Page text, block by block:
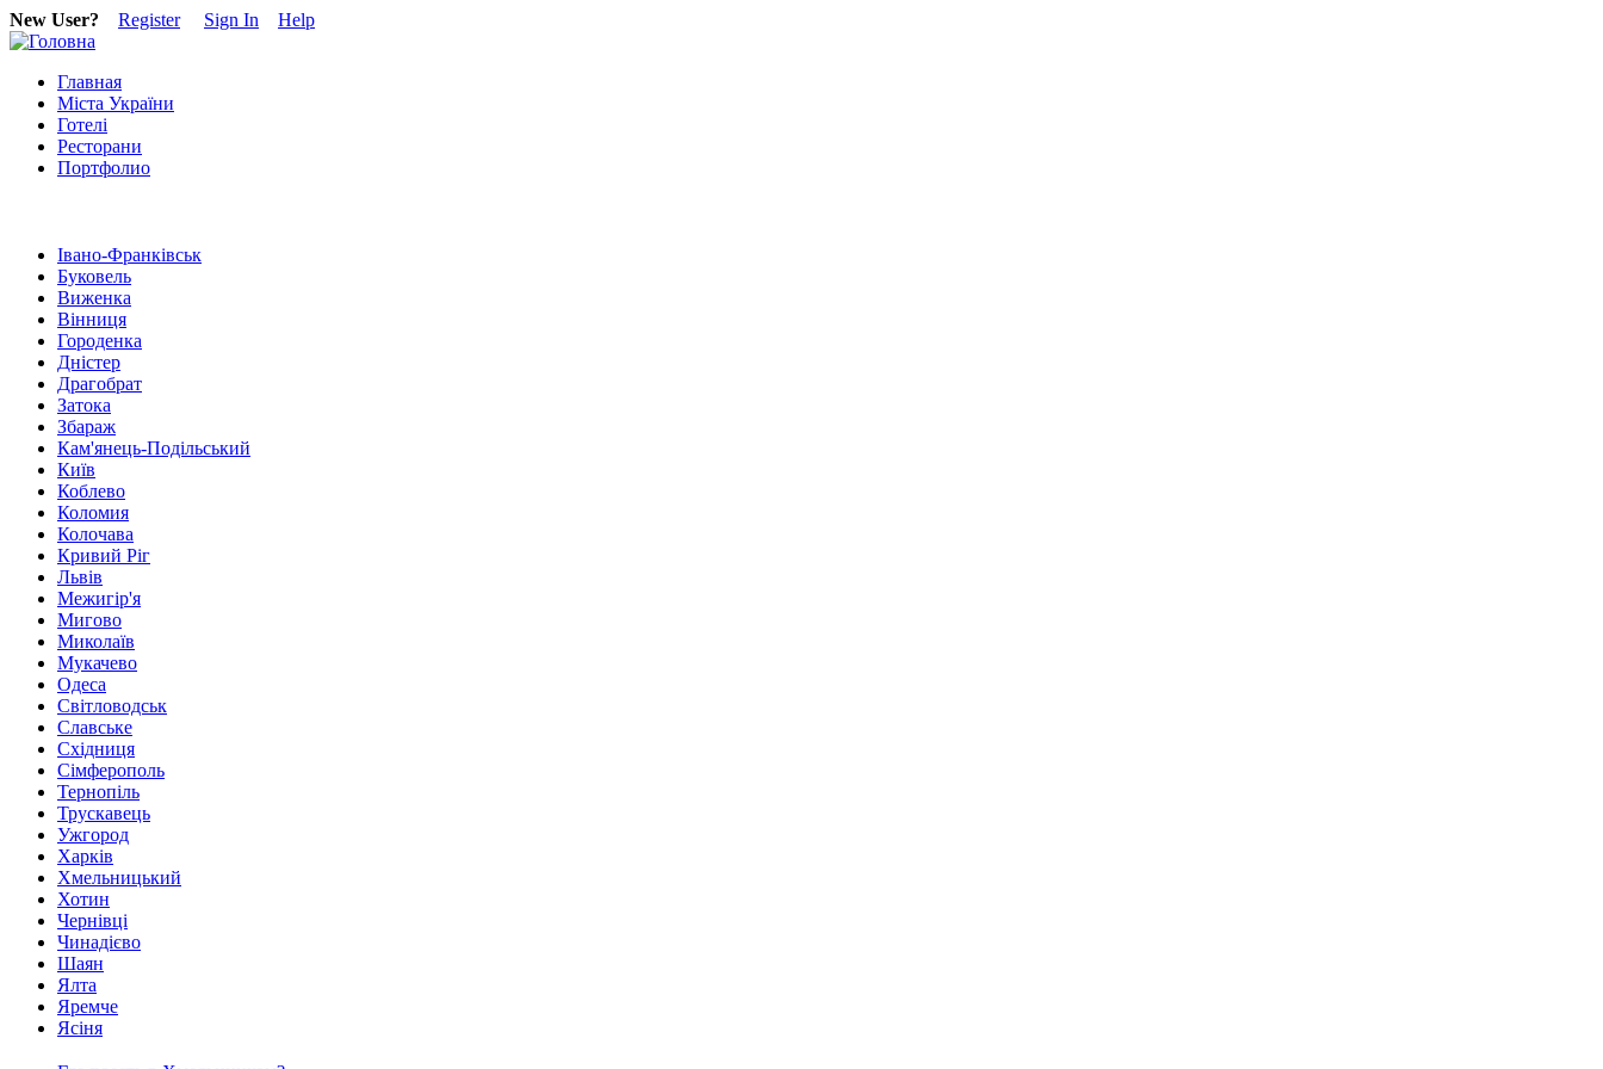
New User? Register Sign In Help
Главная
Міста України
Готелі
Ресторани
Портфолио
Івано-Франківськ
Буковель
Виженка
Вінниця
Городенка
Дністер
Драгобрат
Затока
Збараж
Кам'янець-Подільський
Київ
Коблево
Коломия
Колочава
Кривий Ріг
Львів
Межигір'я
Мигово
Миколаїв
Мукачево
Одеса
Світловодськ
Славське
Східниця
Сімферополь
Тернопіль
Трускавець
Ужгород
Харків
Хмельницький
Хотин
Чернівці
Чинадієво
Шаян
Ялта
Яремче
Ясіня